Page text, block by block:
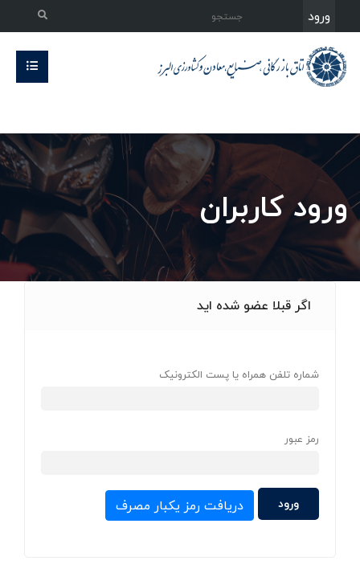
ورود
ورود کاربران
اگر قبلا عضو شده اید
شماره تلفن همراه یا پست الکترونیک
رمز عبور
دریافت رمز یکبار مصرف